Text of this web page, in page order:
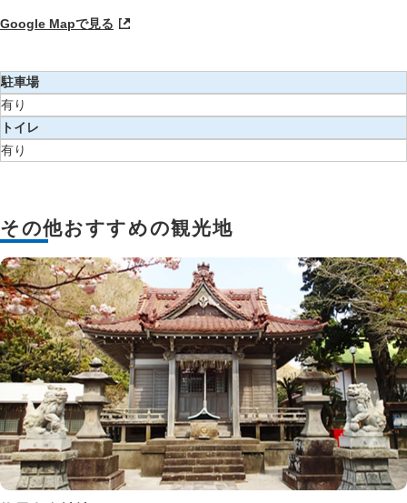
Google Mapで見る
駐車場
有り
トイレ
有り
その他おすすめの観光地